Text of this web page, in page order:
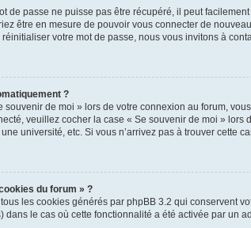
de passe ne puisse pas être récupéré, il peut
être en mesure de pouvoir vous connecter de
votre mot de passe, nous vous invitons à
?
souvenir de moi » lors de votre connexion au forum,
veuillez cocher la case « Se souvenir de moi »
université, etc. Si vous n’arrivez pas à trouver cette
du forum » ?
les cookies générés par phpBB 3.2 qui conservent
dans le cas où cette fonctionnalité a été activée par